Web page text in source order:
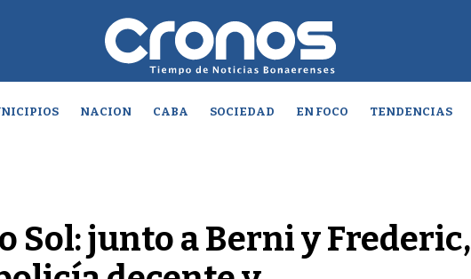
NACION CABA SOCIEDAD EN FOCO TENDENCIAS
Sol: junto a Berni y Frederic,